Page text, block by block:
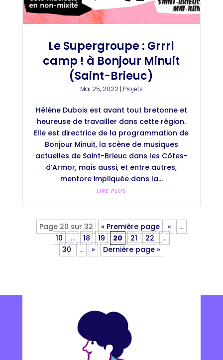
Le Supergroupe : Grrrl
camp ! à Bonjour Minuit
(Saint-Brieuc)
Mai 25, 2022| Projets
Hélène Dubois est avant tout bretonne et
heureuse de travailler dans cette région.
Elle est directrice de la programmation de
Bonjour Minuit, la scène de musiques
actuelles de Saint-Brieuc dans les Côtes-
d’Armor, mais aussi, et entre autres,
mentore impliquée dans la...
LIRE PLUS
Page 20 sur 32 « Première page «
…
10
… 18 19 20 21 22
…
30
… » Dernière page »